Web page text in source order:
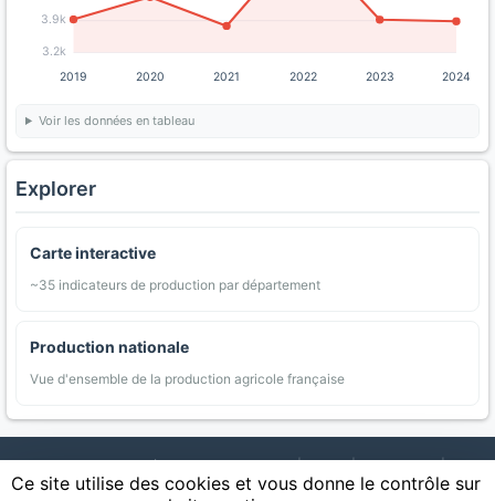
3.2k
3.9k
2019 2020 2021 2022 2023 2024
Voir les données en tableau
Explorer
Carte interactive
~35 indicateurs de production par département
Production nationale
Vue d'ensemble de la production agricole française
AgriMap — Données agricoles ouvertes | Carte | Communes |
Appellations | Regions | Cultures | Zones protégées | Forets |
Ce site utilise des cookies et vous donne le contrôle sur